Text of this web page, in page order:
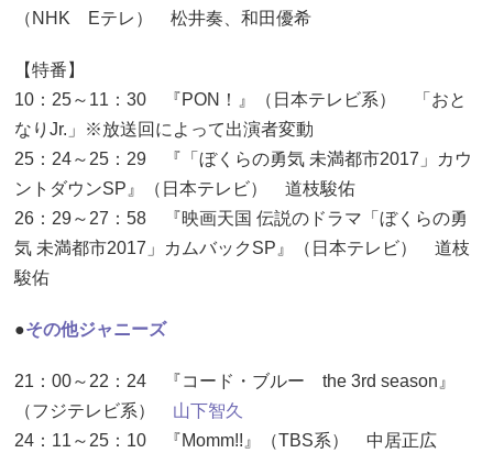
（NHK Eテレ） 松井奏、和田優希
【特番】
10：25～11：30 『PON！』（日本テレビ系） 「おと
なりJr.」※放送回によって出演者変動
25：24～25：29 『「ぼくらの勇気 未満都市2017」カウ
ントダウンSP』（日本テレビ） 道枝駿佑
26：29～27：58 『映画天国 伝説のドラマ「ぼくらの勇
気 未満都市2017」カムバックSP』（日本テレビ） 道枝
駿佑
●その他ジャニーズ
21：00～22：24 『コード・ブルー the 3rd season』
（フジテレビ系） 山下智久
24：11～25：10 『Momm!!』（TBS系） 中居正広